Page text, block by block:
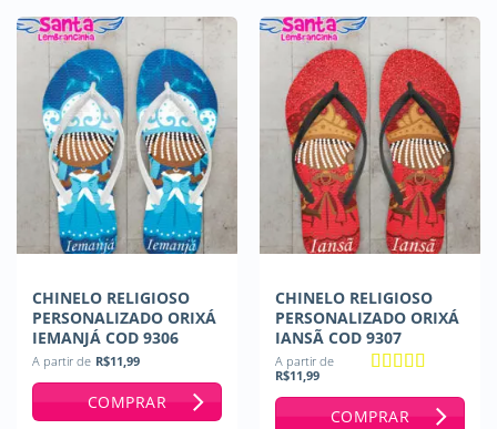
CHINELO RELIGIOSO
PERSONALIZADO ORIXÁ
IEMANJÁ COD 9306
A partir de R$11,99
COMPRAR
CHINELO RELIGIOSO
PERSONALIZADO ORIXÁ
IANSÃ COD 9307
A partir de
R$11,99
COMPRAR